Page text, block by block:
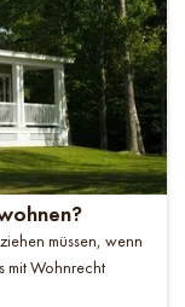
müssen, wenn
mit Wohnrecht